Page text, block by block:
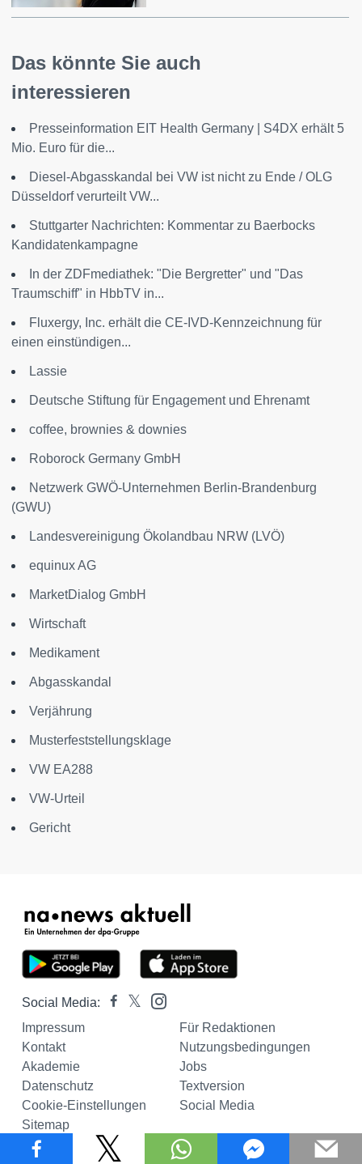
Das könnte Sie auch
interessieren
Presseinformation EIT Health Germany | S4DX erhält 5
Mio. Euro für die...
Diesel-Abgasskandal bei VW ist nicht zu Ende / OLG
Düsseldorf verurteilt VW...
Stuttgarter Nachrichten: Kommentar zu Baerbocks
Kandidatenkampagne
In der ZDFmediathek: "Die Bergretter" und "Das
Traumschiff" in HbbTV in...
Fluxergy, Inc. erhält die CE-IVD-Kennzeichnung für
einen einstündigen...
Lassie
Deutsche Stiftung für Engagement und Ehrenamt
coffee, brownies & downies
Roborock Germany GmbH
Netzwerk GWÖ-Unternehmen Berlin-Brandenburg
(GWU)
Landesvereinigung Ökolandbau NRW (LVÖ)
equinux AG
MarketDialog GmbH
Wirtschaft
Medikament
Abgasskandal
Verjährung
Musterfeststellungsklage
VW EA288
VW-Urteil
Gericht
Social Media:
Impressum
Für Redaktionen
Kontakt
Nutzungsbedingungen
Akademie
Jobs
Datenschutz
Textversion
Cookie-Einstellungen
Social Media
Sitemap